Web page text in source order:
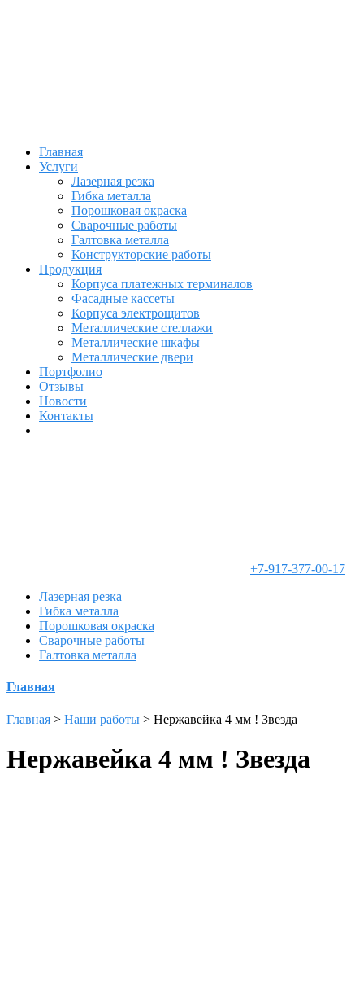
Главная
Услуги
Лазерная резка
Гибка металла
Порошковая окраска
Сварочные работы
Галтовка металла
Конструкторские работы
Продукция
Корпуса платежных терминалов
Фасадные кассеты
Корпуса электрощитов
Металлические стеллажи
Металлические шкафы
Металлические двери
Портфолио
Отзывы
Новости
Контакты
+7-917-377-00-17
Лазерная резка
Гибка металла
Порошковая окраска
Сварочные работы
Галтовка металла
Главная
Главная > Наши работы > Нержавейка 4 мм ! Звезда
Нержавейка 4 мм ! Звезда